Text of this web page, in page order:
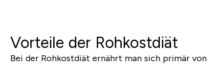
Vorteile der Rohkostdiät
Bei der Rohkostdiät ernährt man sich primär von